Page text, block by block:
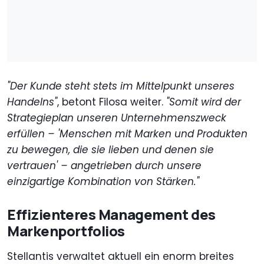
"Der Kunde steht stets im Mittelpunkt unseres
Handelns", betont Filosa weiter. "Somit wird der
Strategieplan unseren Unternehmenszweck
erfüllen – 'Menschen mit Marken und Produkten
zu bewegen, die sie lieben und denen sie
vertrauen' – angetrieben durch unsere
einzigartige Kombination von Stärken."
Effizienteres Management des
Markenportfolios
Stellantis verwaltet aktuell ein enorm breites